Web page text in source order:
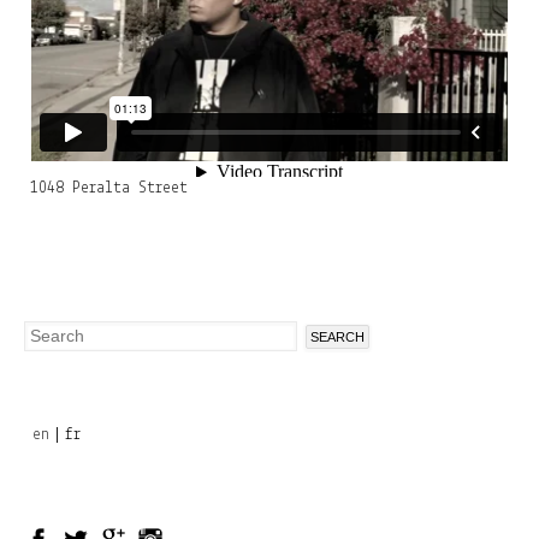
1048 Peralta Street
Search
en fr